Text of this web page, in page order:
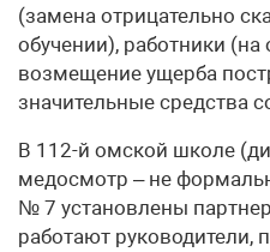
(замена отрицательно
обучении), работники (на
возмещение ущерба
значительные средства
В 112-й омской школе
медосмотр – не
№ 7 установлены
работают руководители,